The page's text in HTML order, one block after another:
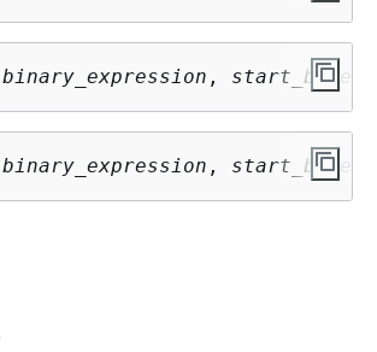
binary_expression , start_byte
binary_expression , start_byte